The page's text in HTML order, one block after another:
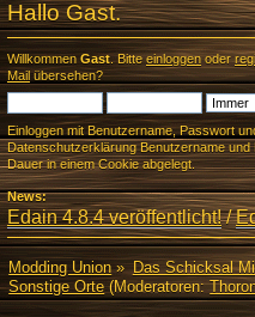
Hallo Gast.
Willkommen Gast. Bitte einloggenoder
Mailübersehen?
Einloggen mit Benutzername, Passwort
Datenschutzerklärung Benutzername
Dauer in einem Cookie abgelegt.
News:
Edain 4.8.4 veröffentlicht!/
Modding Union» Das Schicksal
Sonstige Orte(Moderatoren: